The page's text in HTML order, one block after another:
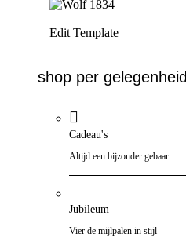
Edit Template
shop per gelegenheid
Cadeau's
Altijd een bijzonder gebaar
Jubileum
Vier de mijlpalen in stijl